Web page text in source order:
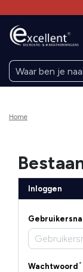
Home
Inloggen
Wachtwoord